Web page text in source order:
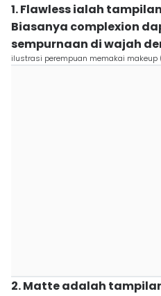
1. Flawless ialah
Biasanya complexion
sempurnaan di wajah
ilustrasi perempuan memakai
2. Matte adalah